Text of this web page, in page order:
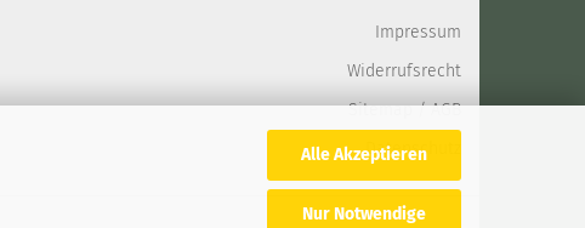
Alle Akzeptieren
Nur Notwendige
Impressum
Widerrufsrecht
Sitemap/AGB
Datenschutz